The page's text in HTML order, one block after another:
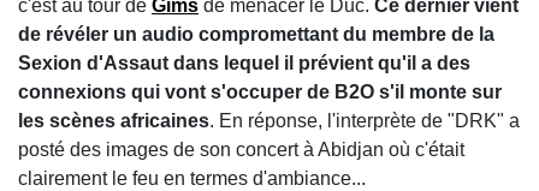
c'est au tour de Gims de menacer le Duc. Ce dernier vient
de révéler un audio compromettant du membre de la
Sexion d'Assaut dans lequel il prévient qu'il a des
connexions qui vont s'occuper de B2O s'il monte sur
les scènes africaines. En réponse, l'interprète de "DRK" a
posté des images de son concert à Abidjan où c'était
clairement le feu en termes d'ambiance...